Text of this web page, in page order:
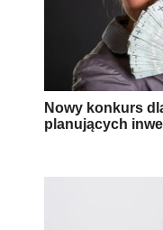
Nowy konkurs
planujących